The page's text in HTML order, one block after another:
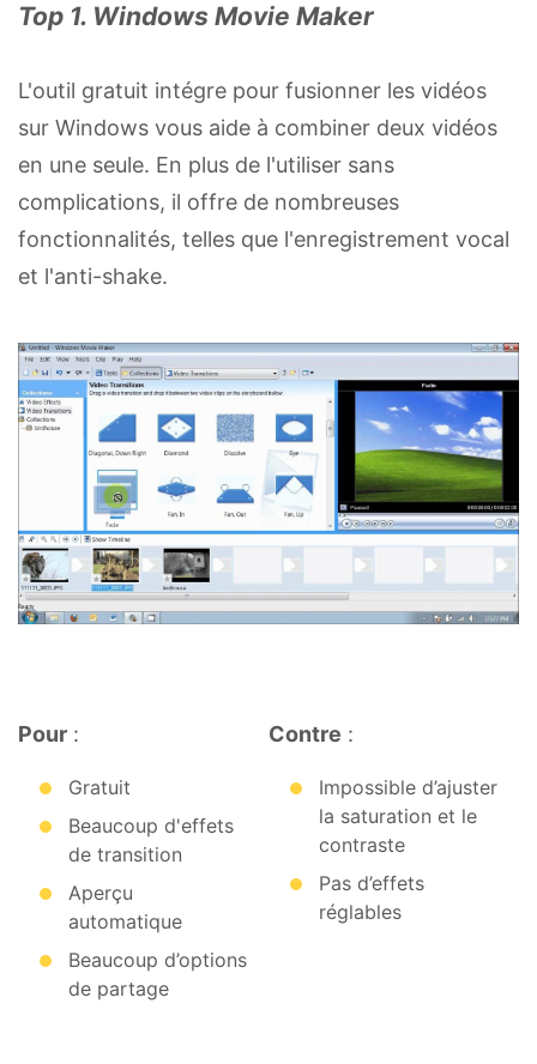
Top 1. Windows Movie Maker
L'outil gratuit intégre pour fusionner les vidéos
sur Windows vous aide à combiner deux vidéos
en une seule. En plus de l'utiliser sans
complications, il offre de nombreuses
fonctionnalités, telles que l'enregistrement vocal
et l'anti-shake.
Pour :
Gratuit
Beaucoup d'effets
de transition
Aperçu
automatique
Beaucoup d’options
de partage
Contre :
Impossible d’ajuster
la saturation et le
contraste
Pas d’effets
réglables